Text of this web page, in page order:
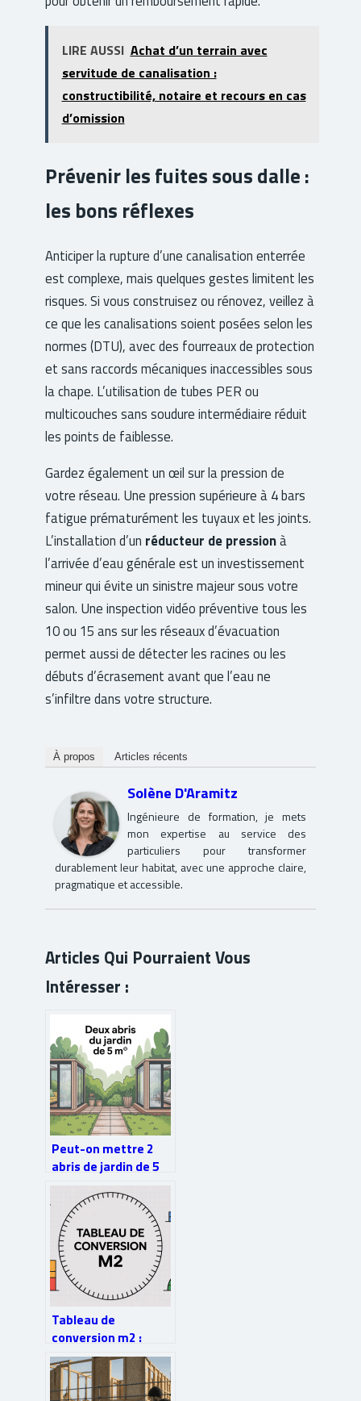
LIRE AUSSI Achat d’un terrain avec
servitude de canalisation :
constructibilité, notaire et recours en cas
d’omission
Prévenir les fuites sous dalle :
les bons réflexes
Anticiper la rupture d’une canalisation enterrée
est complexe, mais quelques gestes limitent les
risques. Si vous construisez ou rénovez, veillez à
ce que les canalisations soient posées selon les
normes (DTU), avec des fourreaux de protection
et sans raccords mécaniques inaccessibles sous
la chape. L’utilisation de tubes PER ou
multicouches sans soudure intermédiaire réduit
les points de faiblesse.
Gardez également un œil sur la pression de
votre réseau. Une pression supérieure à 4 bars
fatigue prématurément les tuyaux et les joints.
L’installation d’un réducteur de pressionà
l’arrivée d’eau générale est un investissement
mineur qui évite un sinistre majeur sous votre
salon. Une inspection vidéo préventive tous les
10 ou 15 ans sur les réseaux d’évacuation
permet aussi de détecter les racines ou les
débuts d’écrasement avant que l’eau ne
s’infiltre dans votre structure.
À propos Articles récents
Solène D'Aramitz
Ingénieure de formation, je mets
mon expertise au service des
particuliers pour transformer
durablement leur habitat, avec une approche claire,
pragmatique et accessible.
Articles Qui Pourraient Vous
Intéresser :
Peut-on mettre 2
abris de jardin de 5
solutions
Tableau de
conversion m2 :
guide pratique pour
maîtriser les
surfaces